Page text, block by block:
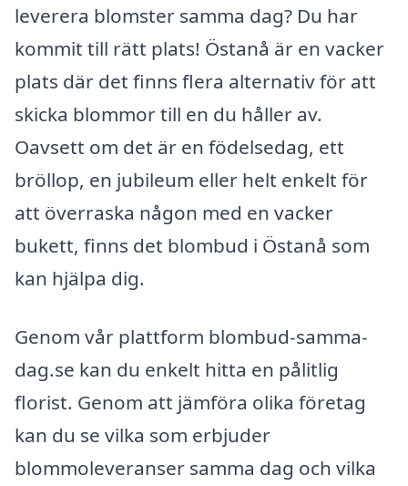
leverera blomster samma dag? Du har
kommit till rätt plats! Östanå är en vacker
plats där det finns flera alternativ för att
skicka blommor till en du håller av.
Oavsett om det är en födelsedag, ett
bröllop, en jubileum eller helt enkelt för
att överraska någon med en vacker
bukett, finns det blombud i Östanå som
kan hjälpa dig.
Genom vår plattform blombud-samma-
dag.se kan du enkelt hitta en pålitlig
florist. Genom att jämföra olika företag
kan du se vilka som erbjuder
blommoleveranser samma dag och vilka